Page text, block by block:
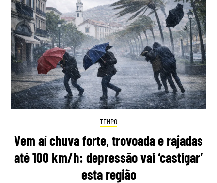
TEMPO
Vem aí chuva forte, trovoada e rajadas
até 100 km/h: depressão vai ‘castigar’
esta região